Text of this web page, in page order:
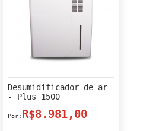
Desumidificador de ar
- Plus 1500
R$8.981,00